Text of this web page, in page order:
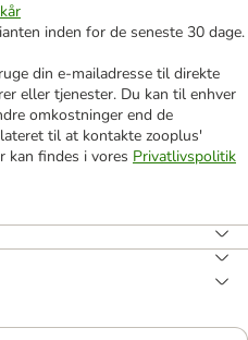
inden for de seneste 30 dage.
din e-mailadresse til direkte
eller tjenester. Du kan til enhver
omkostninger end de
til at kontakte zooplus'
kan findes i vores Privatlivspolitik